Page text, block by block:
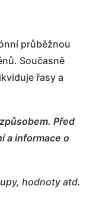
průběžnou
Současně
řasy a
Před
a informace o
hodnoty atd.